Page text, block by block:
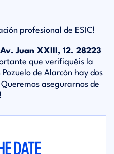
profesional de ESIC!
Av. Juan XXIII, 12. 28223
que verifiquéis la
de Alarcón hay dos
asegurarnos de
DATE